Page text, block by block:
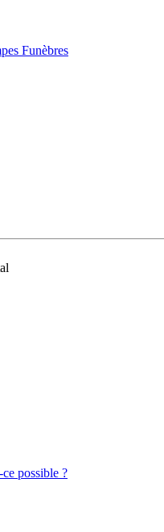
Funèbres
possible ?